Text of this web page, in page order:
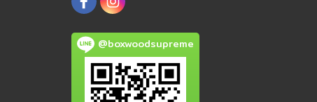
@boxwoodsupreme